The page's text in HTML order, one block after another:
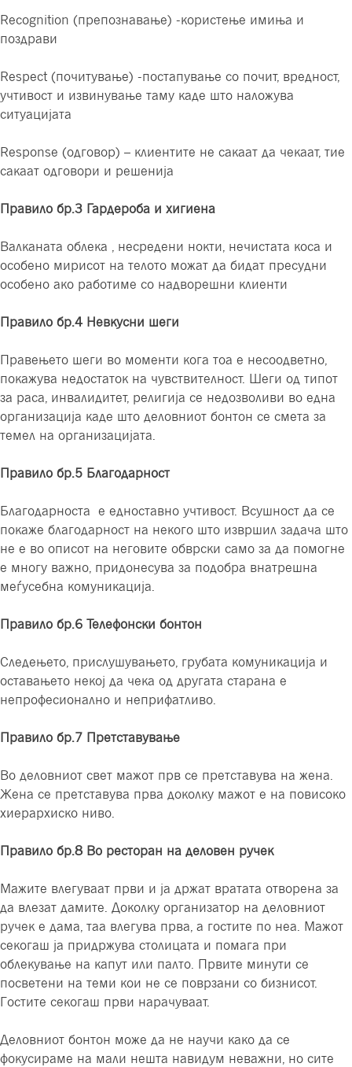
Recognition (препознавање) -користење имиња и
поздрави
Respect (почитување) -постапување со почит, вредност,
учтивост и извинување таму каде што наложува
ситуацијата
Response (одговор) – клиентите не сакаат да чекаат, тие
сакаат одговори и решенија
Правило бр.3 Гардероба и хигиена
Валканата облека , несредени нокти, нечистата коса и
особено мирисот на телото можат да бидат пресудни
особено ако работиме со надворешни клиенти
Правило бр.4 Невкусни шеги
Правењето шеги во моменти кога тоа е несоодветно,
покажува недостаток на чувствителност. Шеги од типот
за раса, инвалидитет, религија се недозволиви во една
организација каде што деловниот бонтон се смета за
темел на организацијата.
Правило бр.5 Благодарност
Благодарноста е едноставно учтивост. Всушност да се
покаже благодарност на некого што извршил задача што
не е во описот на неговите обврски само за да помогне
е многу важно, придонесува за подобра внатрешна
меѓусебна комуникација.
Правило бр.6 Телефонски бонтон
Следењето, прислушувањето, грубата комуникација и
оставањето некој да чека од другата старана е
непрофесионално и неприфатливо.
Правило бр.7 Претставување
Во деловниот свет мажот прв се претставува на жена.
Жена се претставува прва доколку мажот е на повисоко
хиерархиско ниво.
Правило бр.8 Во ресторан на деловен ручек
Мажите влегуваат први и ја држат вратата отворена за
да влезат дамите. Доколку организатор на деловниот
ручек е дама, таа влегува прва, а гостите по неа. Мажот
секогаш ја придржува столицата и помага при
облекување на капут или палто. Првите минути се
посветени на теми кои не се поврзани со бизнисот.
Гостите секогаш први нарачуваат.
Деловниот бонтон може да не научи како да се
фокусираме на мали нешта навидум неважни, но сите